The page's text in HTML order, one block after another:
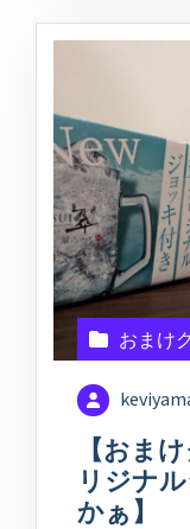
おまけ
【おま
リジナ
かぁ】